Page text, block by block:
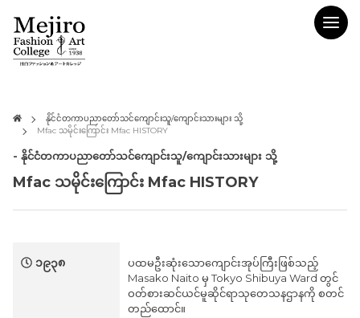
နိုင်ငံတကာပညာတော်သင်ကျောင်းသူ/ကျောင်းသားများ သို့
Mfac သမိုင်းကြောင်း Mfac HISTORY
- နိုင်ငံတကာပညာတော်သင်ကျောင်းသူ/ကျောင်းသားများ သို့
Mfac သမိုင်းကြောင်း Mfac HISTORY
၁၉၃၈
ပထမဦးဆုံးသောကျောင်းအုပ်ကြီးဖြစ်သည့်
Masako Naito မှ Tokyo Shibuya Ward တွင်
ဝတ်စားဆင်ယင်မူဆိုင်ရာသုတေသနဌာနကို စတင်
တည်ထောင်။